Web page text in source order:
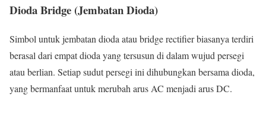
Dioda Bridge (Jembatan Dioda)
Simbol untuk jembatan dioda atau bridge rectifier biasanya terdiri
berasal dari empat dioda yang tersusun di dalam wujud persegi
atau berlian. Setiap sudut persegi ini dihubungkan bersama dioda,
yang bermanfaat untuk merubah arus AC menjadi arus DC.